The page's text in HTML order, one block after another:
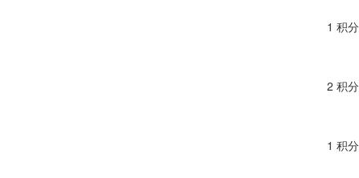
1 积分
2 积分
1 积分